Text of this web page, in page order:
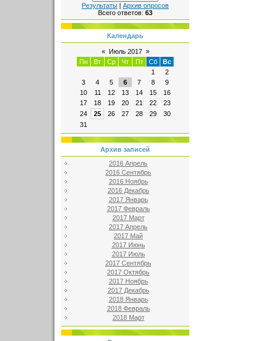
Результаты | Архив опросов
Всего ответов: 63
Календарь
« Июль 2017 »
Пн
Вт Ср Чт Пт Сб
Вс
1
2
3
4 5 6 7 8
9
10
11 12 13 14 15
16
17
18 19 20 21 22
23
24
25 26 27 28 29
30
31
Архив записей
2016 Апрель
2016 Сентябрь
2016 Ноябрь
2016 Декабрь
2017 Январь
2017 Февраль
2017 Март
2017 Апрель
2017 Май
2017 Июнь
2017 Июль
2017 Сентябрь
2017 Октябрь
2017 Ноябрь
2017 Декабрь
2018 Январь
2018 Февраль
2018 Март